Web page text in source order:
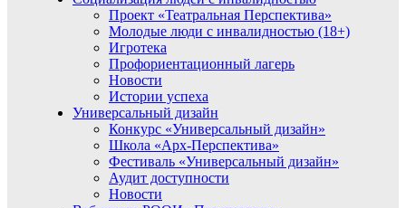
Проект «Театральная Перспектива»
Молодые люди с инвалидностью (18+)
Игротека
Профориентационный лагерь
Новости
Истории успеха
Универсальный дизайн
Конкурс «Универсальный дизайн»
Школа «Арх-Перспектива»
Фестиваль «Универсальный дизайн»
Аудит доступности
Новости